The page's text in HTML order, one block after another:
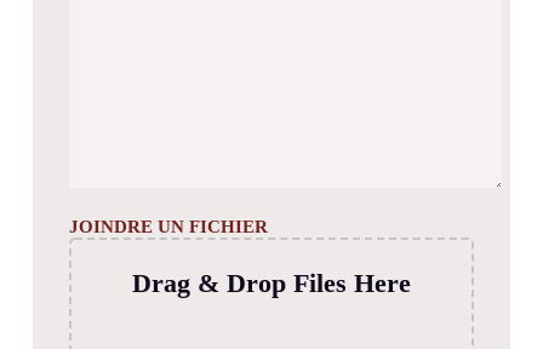
JOINDRE UN FICHIER
Drag & Drop Files Here